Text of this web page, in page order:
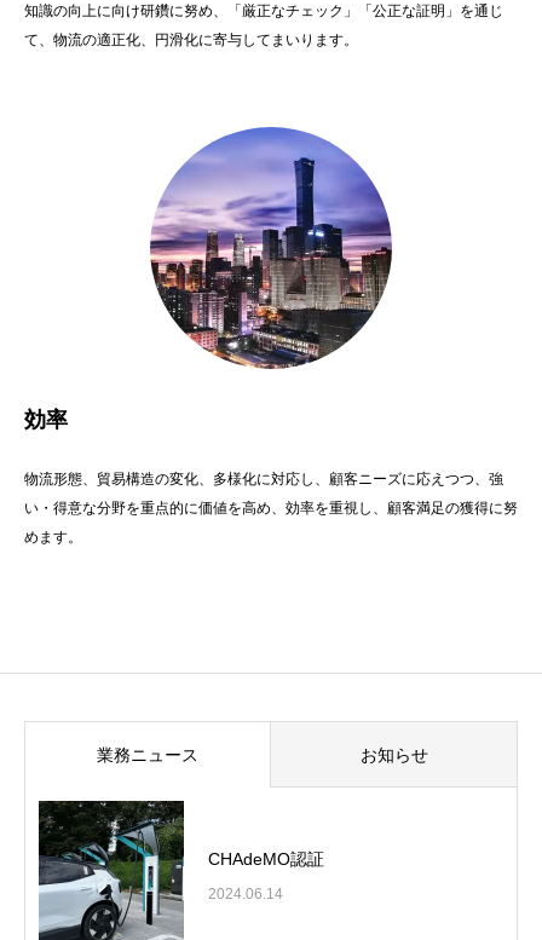
知識の向上に向け研鑽に努め、「厳正なチェック」「公正な証明」を通じ
て、物流の適正化、円滑化に寄与してまいります。
効率
物流形態、貿易構造の変化、多様化に対応し、顧客ニーズに応えつつ、強
い・得意な分野を重点的に価値を高め、効率を重視し、顧客満足の獲得に努
めます。
業務ニュース お知らせ
CHAdeMO認証
2024.06.14